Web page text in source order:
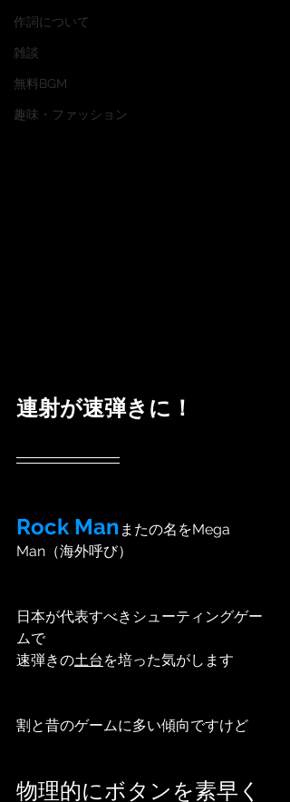
作詞について
雑談
無料BGM
趣味・ファッション
連射が速弾きに！
Rock Man またの名をMega
Man（海外呼び）
日本が代表すべきシューティングゲー
ムで
速弾きの土台 を培った気がします
割と昔のゲームに多い傾向ですけど
物理的にボタンを素早く